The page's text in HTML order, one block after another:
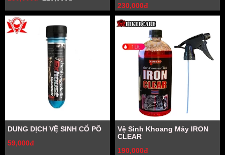
230,000đ
DUNG DỊCH VỆ SINH CỔ PÔ
59,000đ
Vệ Sinh Khoang Máy IRON
CLEAR
190,000đ